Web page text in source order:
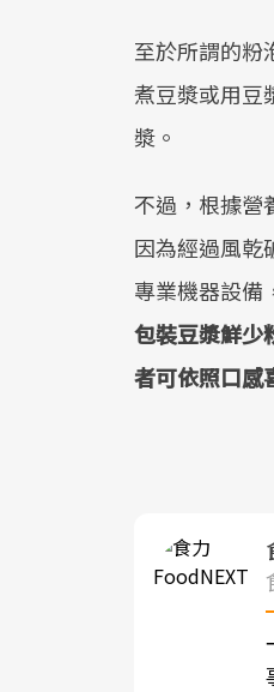
至於所謂的粉
煮豆漿或用豆
漿。
不過，根據營
因為經過風乾
專業機器設備
包裝豆漿鮮少
者可依照口感